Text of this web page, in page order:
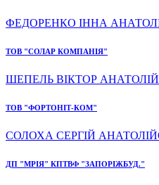
ФЕДОРЕНКО ІННА
ТОВ "СОЛАР КОМПАНІЯ"
ШЕПЕЛЬ ВІКТОР
ТОВ "ФОРТОНІТ-КОМ"
СОЛОХА СЕРГІЙ
ДП "МРІЯ" КПТВФ "ЗАПОРІЖБУД."